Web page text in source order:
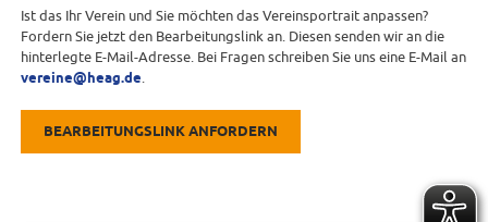
Ist das Ihr Verein und Sie möchten das Vereinsportrait anpassen?
Fordern Sie jetzt den Bearbeitungslink an. Diesen senden wir an die
hinterlegte E-Mail-Adresse. Bei Fragen schreiben Sie uns eine E-Mail an
vereine@heag.de.
BEARBEITUNGSLINK ANFORDERN